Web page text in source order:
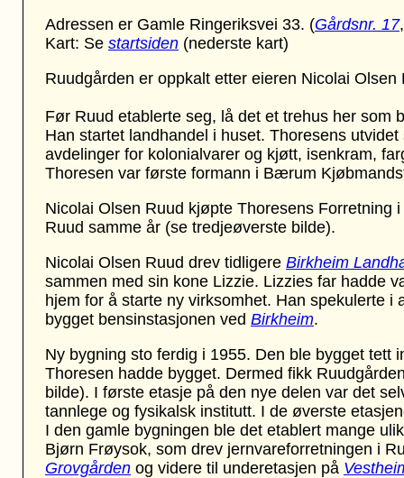
Adressen er Gamle Ringeriksvei 33. (Gårdsnr. 17
Kart: Se startsiden (nederste kart)
Ruudgården er oppkalt etter eieren Nicolai Olsen
Før Ruud etablerte seg, lå det et trehus her som
Han startet landhandel i huset. Thoresens
avdelinger for kolonialvarer og kjøtt, isenkram,
Thoresen var første formann i Bærum
Nicolai Olsen Ruud kjøpte Thoresens Forretning
Ruud samme år (se tredjeøverste bilde).
Nicolai Olsen Ruud drev tidligere Birkheim
sammen med sin kone Lizzie. Lizzies far hadde
hjem for å starte ny virksomhet. Han spekulerte
bygget bensinstasjonen ved Birkheim.
Ny bygning sto ferdig i 1955. Den ble bygget tett
Thoresen hadde bygget. Dermed fikk
bilde). I første etasje på den nye delen var det
tannlege og fysikalsk institutt. I de øverste
I den gamle bygningen ble det etablert mange
Bjørn Frøysok, som drev jernvareforretningen i
Grovgården og videre til underetasjen på